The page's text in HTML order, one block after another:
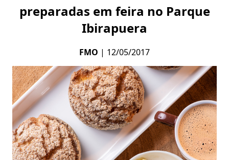
preparadas em feira no Parque
Ibirapuera
FMO | 12/05/2017